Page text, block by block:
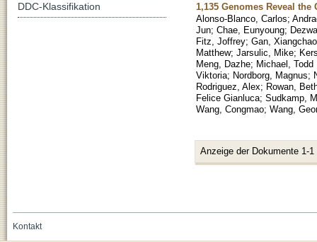
1,135 Genomes Reveal
Alonso-Blanco, Carlos;
Jun; Chae, Eunyoung;
Fitz, Joffrey; Gan, Xiangchao
Matthew; Jarsulic, Mike;
Meng, Dazhe; Michael, Todd
Viktoria; Nordborg, Magnus;
Rodriguez, Alex; Rowan,
Felice Gianluca; Sudkamp,
Wang, Congmao; Wang,
Anzeige der Dokumente 1-1
DDC-Klassifikation
Kontakt